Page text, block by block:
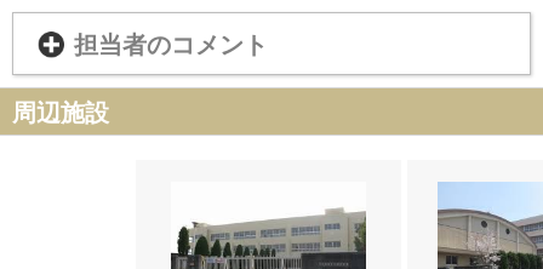
担当者のコメント
周辺施設